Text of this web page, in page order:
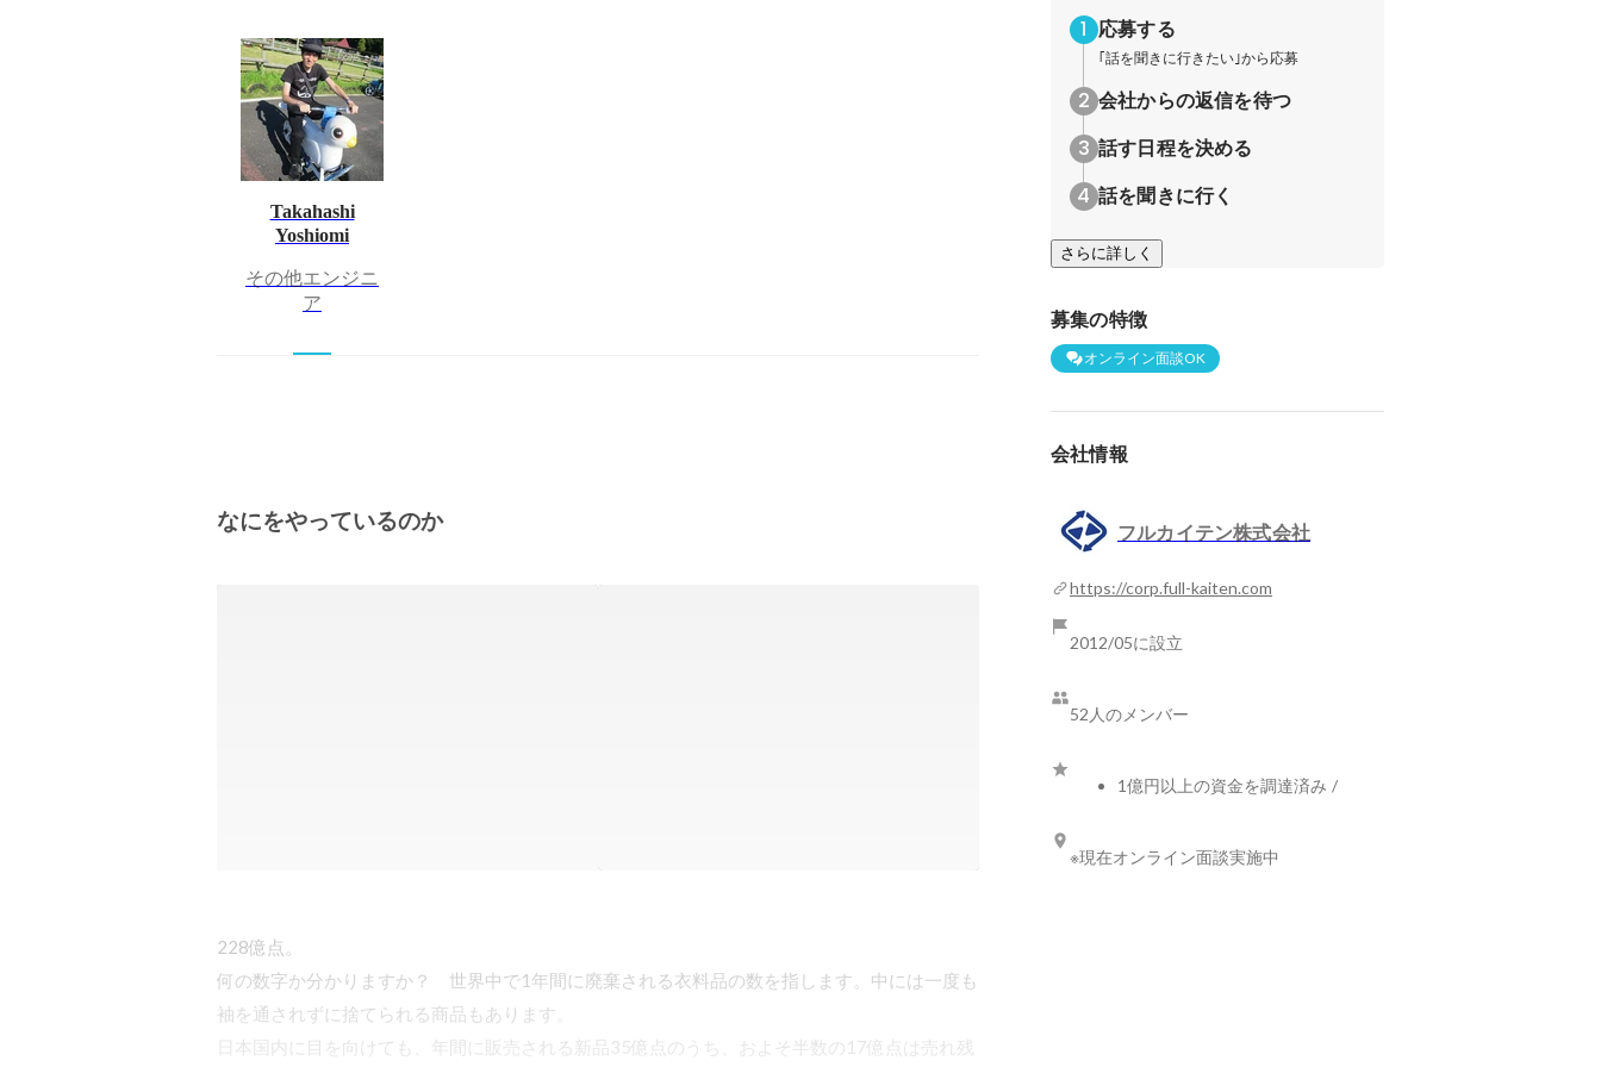
Takahashi
Yoshiomi
その他エンジニ
ア
なにをやっているのか
228億点。
何の数字か分かりますか？　世界中で1年間に廃棄される衣料品の数を指します。中には一度も
袖を通されずに捨てられる商品もあります。
日本国内に目を向けても、年間に販売される新品35億点のうち、およそ半数の17億点は売れ残
応募する
｢話を聞きに行きたい｣から応募
会社からの返信を待つ
話す日程を決める
話を聞きに行く
さらに詳しく
募集の特徴
オンライン面談OK
会社情報
フルカイテン株式会社
https://corp.full-kaiten.com
2012/05に設立
52人のメンバー
1億円以上の資金を調達済み /
※現在オンライン面談実施中